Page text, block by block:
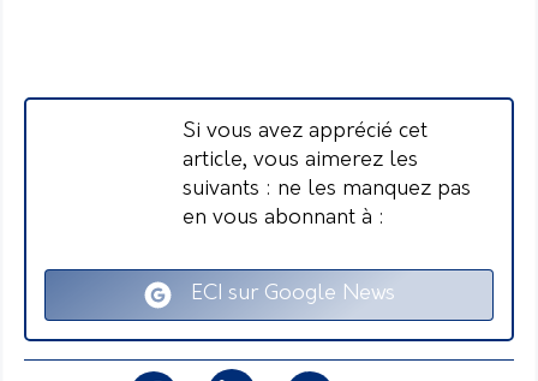
Si vous avez apprécié cet
article, vous aimerez les
suivants : ne les manquez pas
en vous abonnant à :
ECI sur Google News